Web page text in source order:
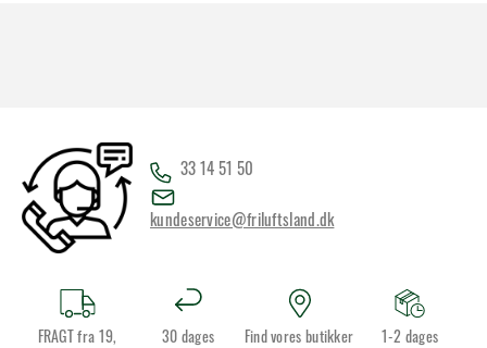
33 14 51 50
kundeservice@friluftsland.dk
FRAGT fra 19,
30 dages
Find vores butikker
1-2 dages